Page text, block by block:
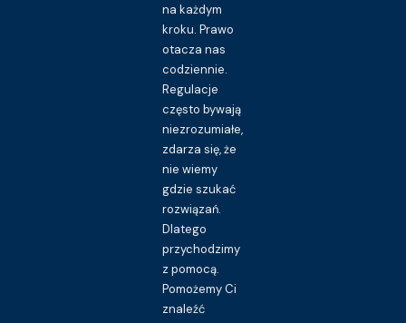
na każdym
kroku. Prawo
otacza nas
codziennie.
Regulacje
często bywają
niezrozumiałe,
zdarza się, że
nie wiemy
gdzie szukać
rozwiązań.
Dlatego
przychodzimy
z pomocą.
Pomożemy Ci
znaleźć